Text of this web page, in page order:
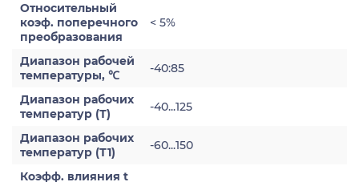
Относительный
коэф. поперечного
преобразования
< 5%
Диапазон рабочей
температуры, ℃
-40:85
Диапазон рабочих
температур (Т)
-40...125
Диапазон рабочих
температур (Т1)
-60...150
Коэфф. влияния t